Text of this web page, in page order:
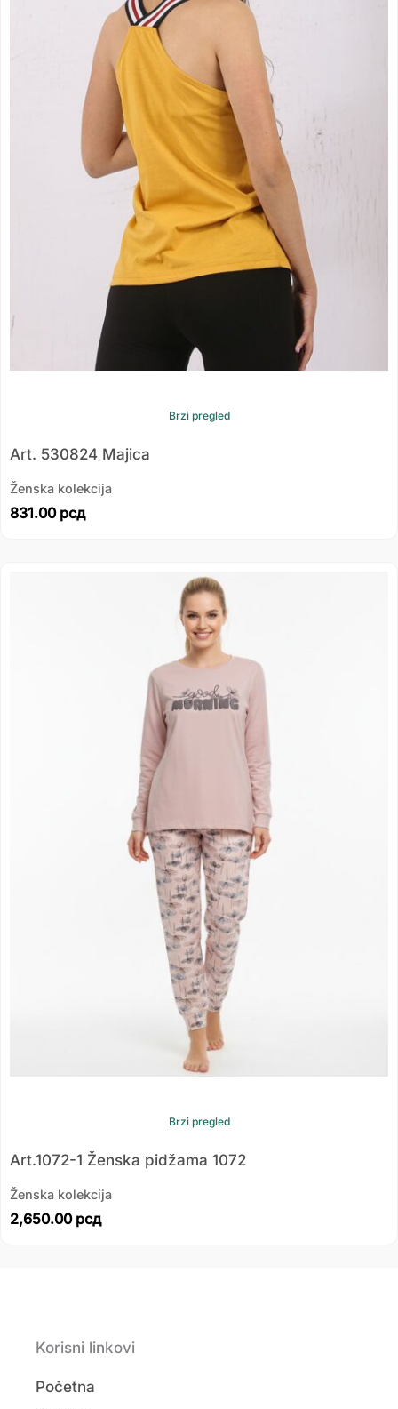
Brzi pregled
Art. 530824 Majica
Ženska kolekcija
831.00 рсд
Brzi pregled
Art.1072-1 Ženska pidžama 1072
Ženska kolekcija
2,650.00 рсд
Korisni linkovi
Početna